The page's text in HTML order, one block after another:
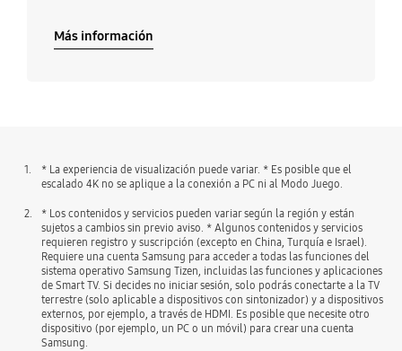
Más información
1.
* La experiencia de visualización puede variar. * Es posible que el
escalado 4K no se aplique a la conexión a PC ni al Modo Juego.
2.
* Los contenidos y servicios pueden variar según la región y están
sujetos a cambios sin previo aviso. * Algunos contenidos y servicios
requieren registro y suscripción (excepto en China, Turquía e Israel).
Requiere una cuenta Samsung para acceder a todas las funciones del
sistema operativo Samsung Tizen, incluidas las funciones y aplicaciones
de Smart TV. Si decides no iniciar sesión, solo podrás conectarte a la TV
terrestre (solo aplicable a dispositivos con sintonizador) y a dispositivos
externos, por ejemplo, a través de HDMI. Es posible que necesite otro
dispositivo (por ejemplo, un PC o un móvil) para crear una cuenta
Samsung.